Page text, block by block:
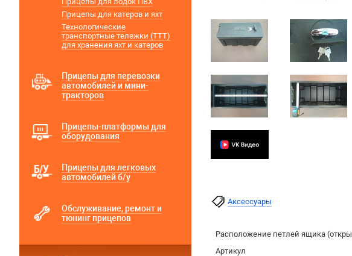
Аксессуары
Расположение петлей ящика
Артикул
Прицепы для катеров и яхт
Технологические
транспортные тележки (ТТТ)
для хранения яхт и катеров
Прицепы для перевозки
автомобилей и мини-
тракторов
Прицепы-платформы для
оборудования
Прицепы для легковых
автомобилей б/у
Обслуживание, ремонт и
тюнинг прицепов